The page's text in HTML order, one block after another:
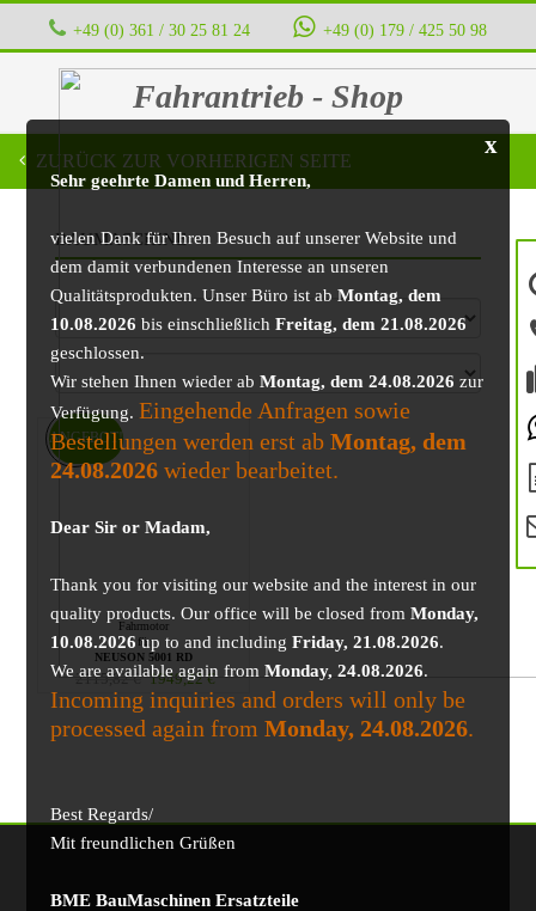
+49 (0) 361 / 30 25 81 24 ‭ ‭ ‭ ‭ +49 (0) 179 / 425 50 98
Fahrantrieb - Shop
x
Sehr geehrte Damen und Herren,
vielen Dank für Ihren Besuch auf unserer Website und
dem damit verbundenen Interesse an unseren
Qualitätsprodukten. Unser Büro ist abMontag, dem
10.08.2026 bis einschließlichFreitag, dem 21.08.2026
geschlossen.
Wir stehen Ihnen wieder abMontag, dem 24.08.2026 zur
Verfügung. Eingehende Anfragen sowie
Bestellungen werden erst abMontag, dem
24.08.2026 wieder bearbeitet.
Dear Sir or Madam,
Thank you for visiting our website and the interest in our
quality products. Our office will be closed fromMonday,
10.08.2026up to and includingFriday, 21.08.2026.
We are available again fromMonday, 24.08.2026.
Incoming inquiries and orders will only be
processed again fromMonday, 24.08.2026.
Best Regards/
Mit freundlichen Grüßen
BME BauMaschinen Ersatzteile
ZURÜCK ZUR VORHERIGEN SEITE
BAUMASCHINE
Fahrmotor
für
NEUSON 5001 RD
2115,82€ 1949,22€
ANGEBOT!